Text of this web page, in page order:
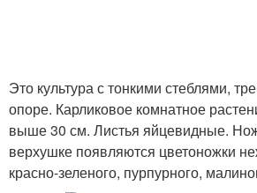
Это культура с тонкими стеблями,
опоре. Карликовое комнатное
выше 30 см. Листья яйцевидные.
верхушке появляются цветоножки
красно-зеленого, пурпурного,